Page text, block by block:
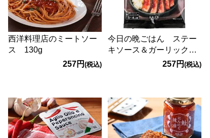
西洋料理店のミートソー
ス 130g
257円(税込)
今日の晩ごはん ステー
キソース＆ガーリックラ
イスの素 100g257円 (税込)